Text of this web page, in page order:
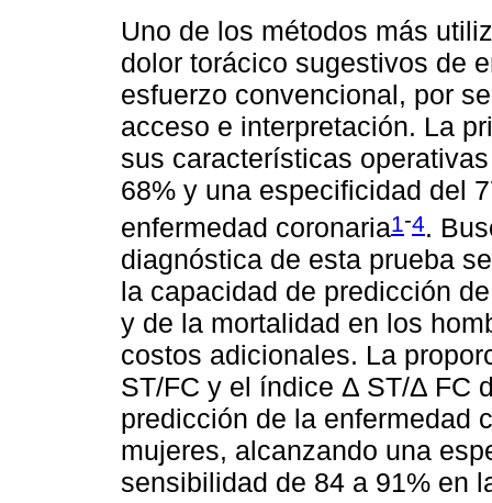
Uno de los métodos más
dolor torácico sugestivos de
esfuerzo convencional, por
acceso e interpretación. La
sus características
68% y una especificidad del
enfermedad coronaria1-4.
diagnóstica de esta prueba
la capacidad de predicción
y de la mortalidad en los
costos adicionales. La
ST/FC y el índice Δ ST/Δ FC
predicción de la enfermedad
mujeres, alcanzando una
sensibilidad de 84 a 91% en